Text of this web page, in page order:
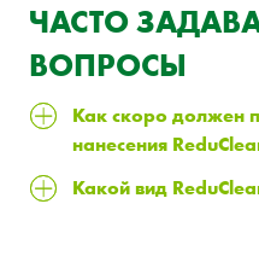
ЧАСТО
ВОПРОСЫ
Как скоро должен
нанесения
Какой вид